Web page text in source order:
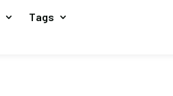
Tags